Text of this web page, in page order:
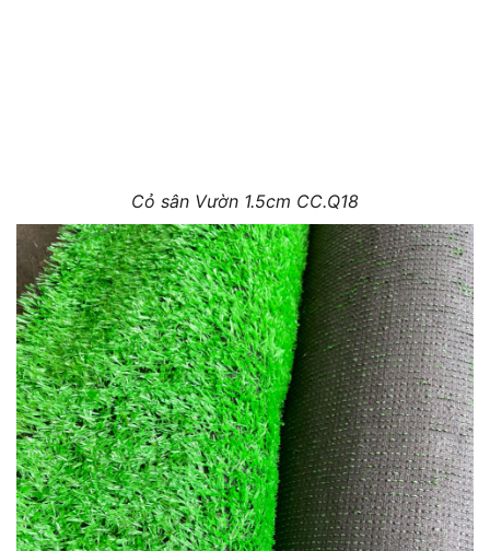
Cỏ sân Vườn 1.5cm CC.Q18